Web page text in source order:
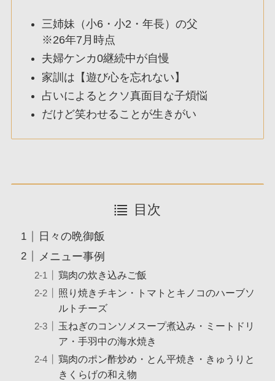
三姉妹（小6・小2・年長）の父
※26年7月時点
夫婦ケンカ0継続中が自慢
家訓は【遊び心を忘れない】
占いによるとクソ真面目な子煩悩
だけど笑わせることが生きがい
目次
日々の晩御飯
メニュー事例
鶏肉の炊き込みご飯
照り焼きチキン・トマトとキノコのハーブソ
ルトチーズ
玉ねぎのコンソメスープ煮込み・ミートドリ
ア・手羽中の海水焼き
鶏肉のポン酢炒め・とん平焼き・きゅうりと
きくらげの和え物